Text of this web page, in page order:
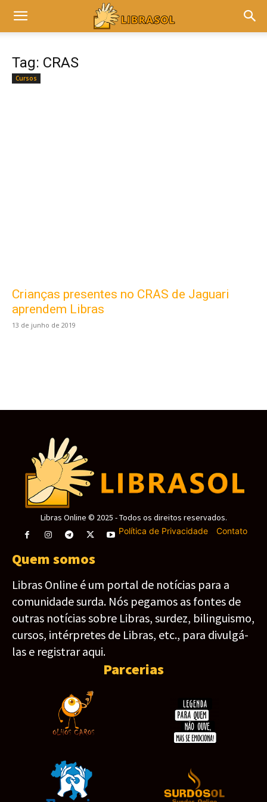
Tag: CRAS
Cursos
Crianças presentes no CRAS de Jaguari
aprendem Libras
13 de junho de 2019
Este site usa cookies para garantir que você
obtenha a melhor experiência em nosso site.
Libras Online © 2025 - Todos os direitos reservados.
Política de Privacidade- Contato
Quem somos
Libras Online é um portal de notícias para a
comunidade surda. Nós pegamos as fontes de
outras notícias sobre Libras, surdez, bilinguismo,
cursos, intérpretes de Libras, etc., para divulgá-
las e registrar aqui.
Parcerias